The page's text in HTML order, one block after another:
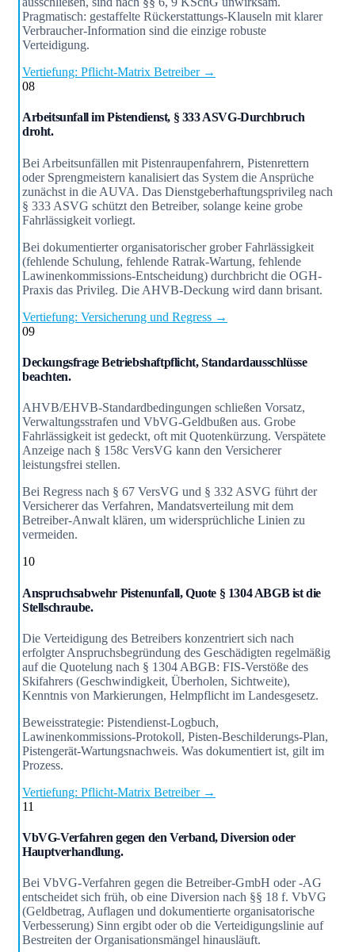
Pragmatisch: gestaffelte Rückerstattungs-Klauseln mit klarer
Verbraucher-Information sind die einzige robuste
Verteidigung.
Vertiefung: Pflicht-Matrix Betreiber →
08
Arbeitsunfall im Pistendienst, § 333 ASVG-Durchbruch
droht.
Bei Arbeitsunfällen mit Pistenraupenfahrern, Pistenrettern
oder Sprengmeistern kanalisiert das System die Ansprüche
zunächst in die AUVA. Das Dienstgeberhaftungsprivileg nach
§ 333 ASVG schützt den Betreiber, solange keine grobe
Fahrlässigkeit vorliegt.
Bei dokumentierter organisatorischer grober Fahrlässigkeit
(fehlende Schulung, fehlende Ratrak-Wartung, fehlende
Lawinenkommissions-Entscheidung) durchbricht die OGH-
Praxis das Privileg. Die AHVB-Deckung wird dann brisant.
Vertiefung: Versicherung und Regress →
09
Deckungsfrage Betriebshaftpflicht, Standardausschlüsse
beachten.
AHVB/EHVB-Standardbedingungen schließen Vorsatz,
Verwaltungsstrafen und VbVG-Geldbußen aus. Grobe
Fahrlässigkeit ist gedeckt, oft mit Quotenkürzung. Verspätete
Anzeige nach § 158c VersVG kann den Versicherer
leistungsfrei stellen.
Bei Regress nach § 67 VersVG und § 332 ASVG führt der
Versicherer das Verfahren, Mandatsverteilung mit dem
Betreiber-Anwalt klären, um widersprüchliche Linien zu
vermeiden.
10
Anspruchsabwehr Pistenunfall, Quote § 1304 ABGB ist die
Stellschraube.
Die Verteidigung des Betreibers konzentriert sich nach
erfolgter Anspruchsbegründung des Geschädigten regelmäßig
auf die Quotelung nach § 1304 ABGB: FIS-Verstöße des
Skifahrers (Geschwindigkeit, Überholen, Sichtweite),
Kenntnis von Markierungen, Helmpflicht im Landesgesetz.
Beweisstrategie: Pistendienst-Logbuch,
Lawinenkommissions-Protokoll, Pisten-Beschilderungs-Plan,
Pistengerät-Wartungsnachweis. Was dokumentiert ist, gilt im
Prozess.
Vertiefung: Pflicht-Matrix Betreiber →
11
VbVG-Verfahren gegen den Verband, Diversion oder
Hauptverhandlung.
Bei VbVG-Verfahren gegen die Betreiber-GmbH oder -AG
entscheidet sich früh, ob eine Diversion nach §§ 18 f. VbVG
(Geldbetrag, Auflagen und dokumentierte organisatorische
Verbesserung) Sinn ergibt oder ob die Verteidigungslinie auf
Bestreiten der Organisationsmängel hinausläuft.